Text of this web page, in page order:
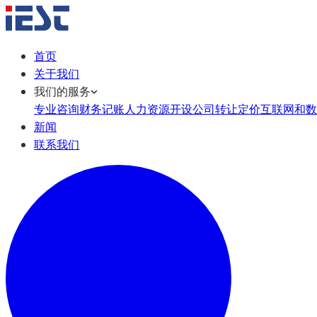
首页
关于我们
我们的服务
专业咨询财务记账人力资源开设公司转让定价互联网和
新闻
联系我们